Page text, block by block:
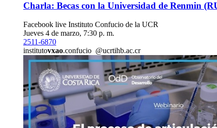
Charla: Becas con la Universidad de Renmin
Facebook live Instituto Confucio de la UCR
Jueves 4 de marzo, 7:30 p. m.
2511-6870
institutovxao.confucio @ucrtihb.ac.cr